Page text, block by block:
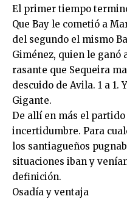
El primer tiempo
Que Bay le cometió a
del segundo el mismo
Giménez, quien le ganó
rasante que Sequeira
descuido de Avila. 1 a 1.
Gigante.
De allí en más el
incertidumbre. Para
los santiagueños
situaciones iban y
definición.
Osadía y ventaja